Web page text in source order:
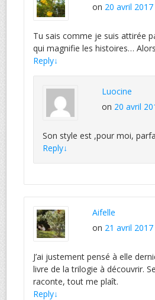
on 20 avril
Tu sais comme je suis attirée
qui magnifie les histoires…
Reply↓
Luocine
on 20 avril
Son style est ,pour moi,
Reply↓
Aifelle
on 21 avril
J’ai justement pensé à elle
livre de la trilogie à découvrir.
raconte, tout me plaît.
Reply↓